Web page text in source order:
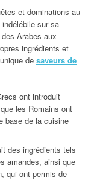
et dominations au
sur sa
Arabes aux
ingrédients et
de saveurs de
ont introduit
les Romains ont
base de la cuisine
des ingrédients tels
amandes, ainsi que
qui ont permis de